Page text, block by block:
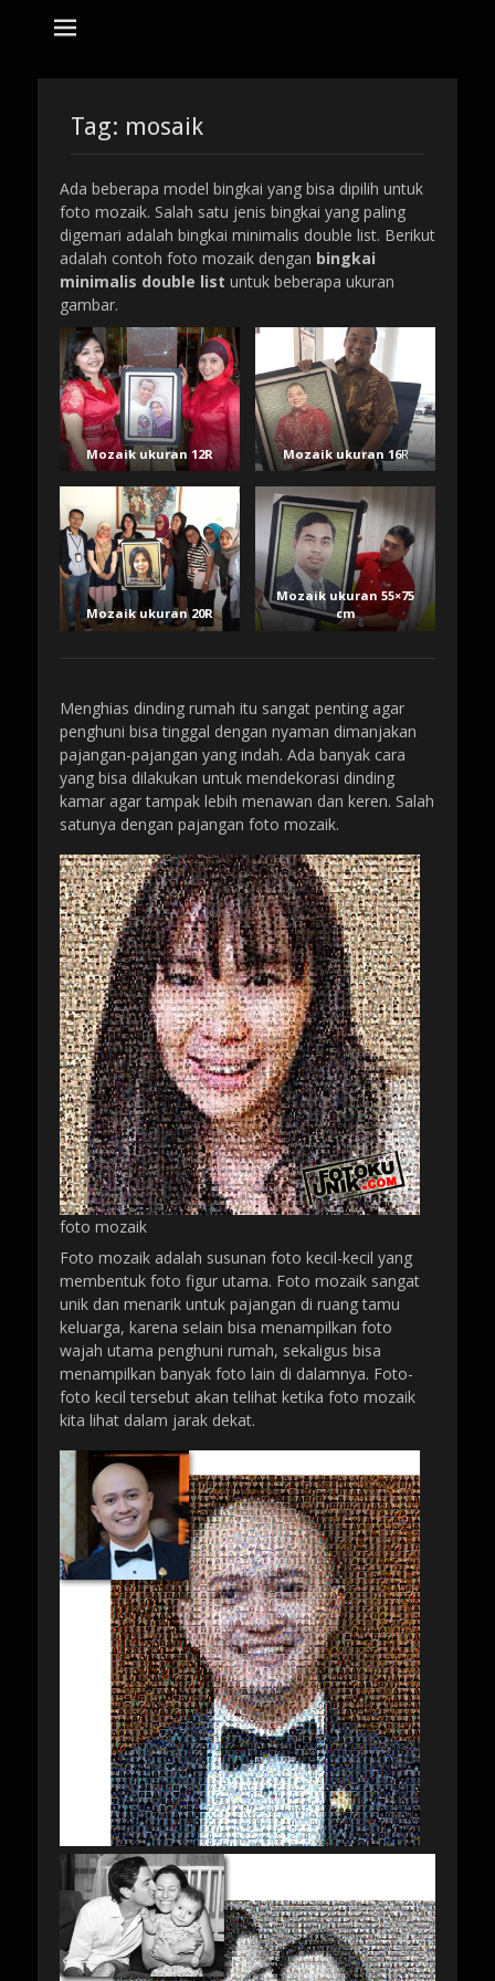
Tag: mosaik
Ada beberapa model bingkai yang bisa dipilih untuk
foto mozaik. Salah satu jenis bingkai yang paling
digemari adalah bingkai minimalis double list. Berikut
adalah contoh foto mozaik dengan bingkai
minimalis double list untuk beberapa ukuran
gambar.
Mozaik ukuran 12R Mozaik ukuran 16R
Mozaik ukuran 20R
Mozaik ukuran 55×75
cm
Menghias dinding rumah itu sangat penting agar
penghuni bisa tinggal dengan nyaman dimanjakan
pajangan-pajangan yang indah. Ada banyak cara
yang bisa dilakukan untuk mendekorasi dinding
kamar agar tampak lebih menawan dan keren. Salah
satunya dengan pajangan foto mozaik.
foto mozaik
Foto mozaik adalah susunan foto kecil-kecil yang
membentuk foto figur utama. Foto mozaik sangat
unik dan menarik untuk pajangan di ruang tamu
keluarga, karena selain bisa menampilkan foto
wajah utama penghuni rumah, sekaligus bisa
menampilkan banyak foto lain di dalamnya. Foto-
foto kecil tersebut akan telihat ketika foto mozaik
kita lihat dalam jarak dekat.